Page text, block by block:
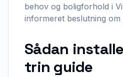
behov og boligforhold i
informeret beslutning om
Sådan
trin guide